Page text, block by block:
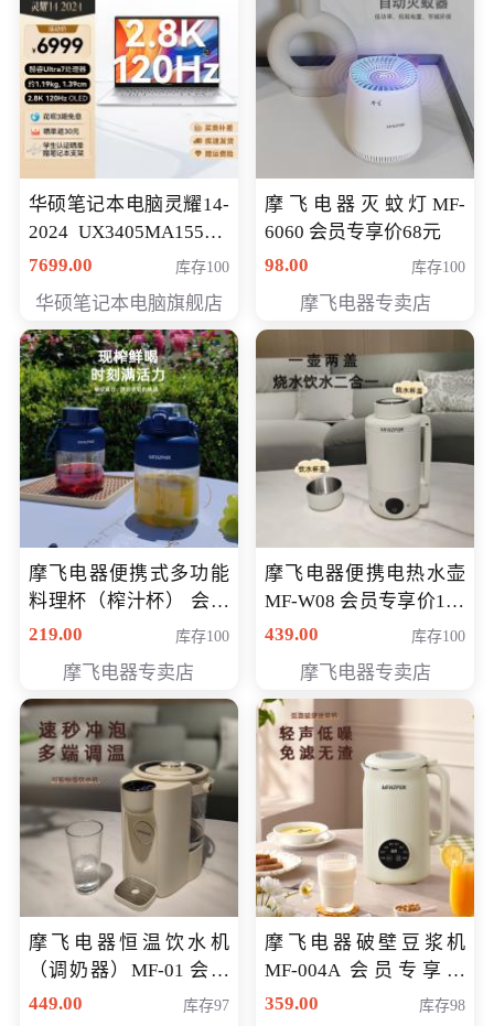
华硕笔记本电脑灵耀14-
2024 UX3405MA155夜
空蓝 oled 智慧轻薄本 会
7699.00 库存100
华硕笔记本电脑旗舰店
摩飞电器灭蚊灯MF-
6060 会员专享价68元
98.00
库存100
摩飞电器专卖店
摩飞电器便携式多功能
料理杯（榨汁杯） 会员
专享价118元
219.00 库存100
摩飞电器专卖店
摩飞电器便携电热水壶
MF-W08 会员专享价198
元
439.00 库存100
摩飞电器专卖店
摩飞电器恒温饮水机
（调奶器）MF-01 会员
专享价366元
449.00 库存97
摩飞电器破壁豆浆机
MF-004A 会员专享价
168元
359.00 库存98